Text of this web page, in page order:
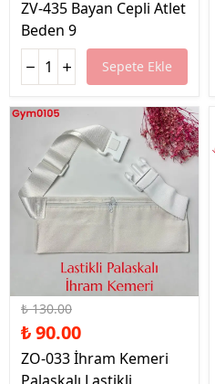
ZV-435 Bayan Cepli Atlet
Beden 9
Sepete Ekle
%31 İndirim
₺ 130.00
₺ 90.00
ZO-033 İhram Kemeri